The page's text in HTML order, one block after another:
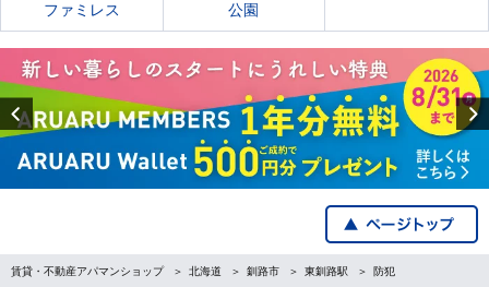
ファミレス 公園
Previous
賃貸・不動産アパマンショップ 北海道 釧路市 東釧路駅 防犯